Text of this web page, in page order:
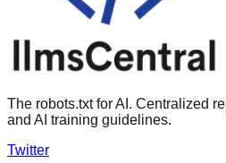
The robots.txt for AI. Centralized
and AI training guidelines.
Twitter